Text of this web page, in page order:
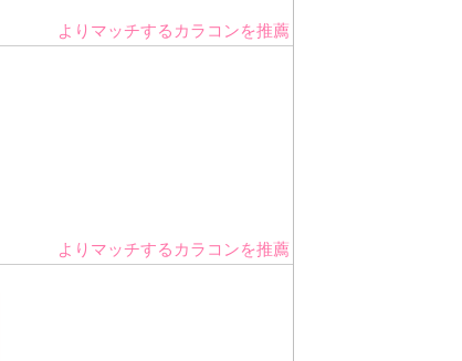
よりマッチするカラコンを推薦
よりマッチするカラコンを推薦